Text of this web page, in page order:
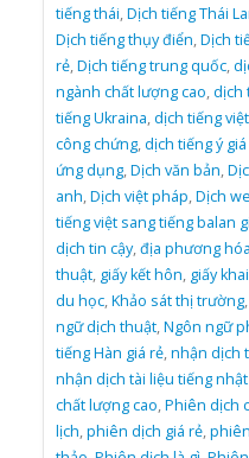
tiếng thái,Dịch tiếng Thái
Dịch tiếng thụy điển,Dịch
rẻ,Dịch tiếng trung quốc,
ngành chất lượng cao,dịch
tiếng Ukraina,dịch tiếng
công chứng,dịch tiếng ý
ứng dụng,Dịch văn bản,
anh,Dịch việt pháp,Dịch
tiếng việt sang tiếng balan
dịch tin cậy,địa phương hóa
thuật, giấy kết hôn, giấy
du học,Khảo sát thị trường,
ngữ dịch thuật,Ngôn ngữ
tiếng Hàn giá rẻ,nhận dịch
nhận dịch tài liệu tiếng
chất lượng cao,Phiên dịch
lịch,phiên dịch giá rẻ,